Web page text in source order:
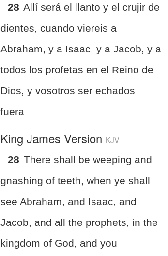
28 Allí será el llanto y el crujir de
dientes, cuando viereis a
Abraham, y a Isaac, y a Jacob, y a
todos los profetas en el Reino de
Dios, y vosotros ser echados
fuera
King James Version KJV
28 There shall be weeping and
gnashing of teeth, when ye shall
see Abraham, and Isaac, and
Jacob, and all the prophets, in the
kingdom of God, and you